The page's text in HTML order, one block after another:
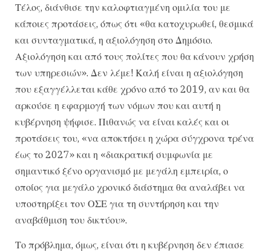
Τέλος, διάνθισε την καλοφτιαγμένη ομιλία του με
κάποιες προτάσεις, όπως ότι «θα κατοχυρωθεί, θεσμικά
και συνταγματικά, η αξιολόγηση στο Δημόσιο.
Αξιολόγηση και από τους πολίτες που θα κάνουν χρήση
των υπηρεσιών». Δεν λέμε! Καλή είναι η αξιολόγηση
που εξαγγέλλεται κάθε χρόνο από το 2019, αν και θα
αρκούσε η εφαρμογή των νόμων που και αυτή η
κυβέρνηση ψήφισε. Πιθανώς να είναι καλές και οι
προτάσεις του, «να αποκτήσει η χώρα σύγχρονα τρένα
έως το 2027» και η «διακρατική συμφωνία με
σημαντικό ξένο οργανισμό με μεγάλη εμπειρία, ο
οποίος για μεγάλο χρονικό διάστημα θα αναλάβει να
υποστηρίξει τον ΟΣΕ για τη συντήρηση και την
αναβάθμιση του δικτύου».
Το πρόβλημα, όμως, είναι ότι η κυβέρνηση δεν έπιασε